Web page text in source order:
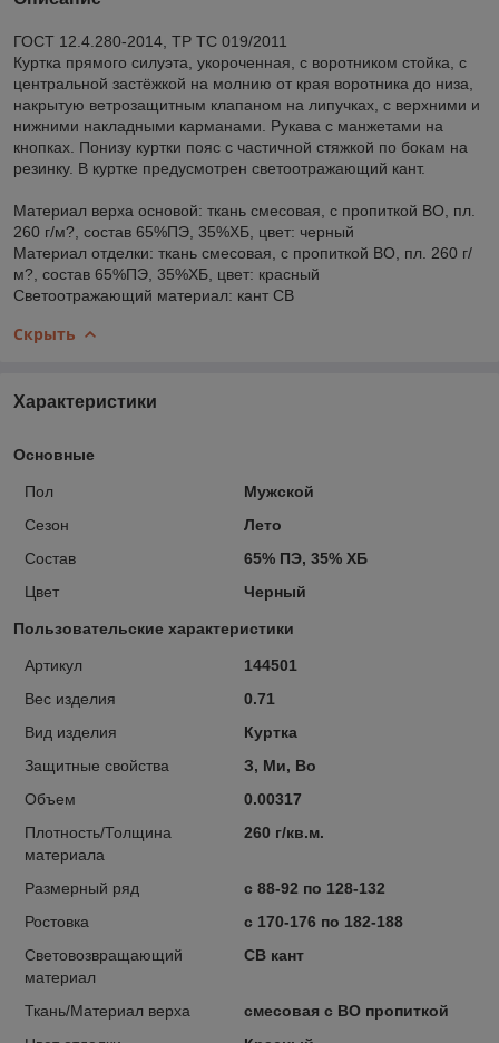
ГОСТ 12.4.280-2014, ТР ТС 019/2011
Куртка прямого силуэта, укороченная, с воротником стойка, с
центральной застёжкой на молнию от края воротника до низа,
накрытую ветрозащитным клапаном на липучках, с верхними и
нижними накладными карманами. Рукава с манжетами на
кнопках. Понизу куртки пояс с частичной стяжкой по бокам на
резинку. В куртке предусмотрен светоотражающий кант.
Материал верха основой: ткань смесовая, с пропиткой ВО, пл.
260 г/м?, состав 65%ПЭ, 35%ХБ, цвет: черный
Материал отделки: ткань смесовая, с пропиткой ВО, пл. 260 г/
м?, состав 65%ПЭ, 35%ХБ, цвет: красный
Светоотражающий материал: кант СВ
Скрыть
Характеристики
Основные
Пол
Мужской
Сезон
Лето
Состав
65% ПЭ, 35% ХБ
Цвет
Черный
Пользовательские характеристики
Артикул
144501
Вес изделия
0.71
Вид изделия
Куртка
Защитные свойства
З, Ми, Во
Объем
0.00317
Плотность/Толщина
материала
260 г/кв.м.
Размерный ряд
с 88-92 по 128-132
Ростовка
с 170-176 по 182-188
Световозвращающий
материал
СВ кант
Ткань/Материал верха
смесовая с ВО пропиткой